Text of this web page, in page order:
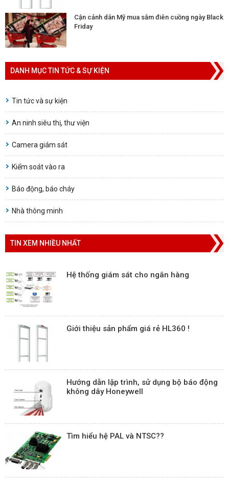
Cận cảnh dân Mỹ mua sắm điên cuồng ngày Black
Friday
DANH MỤC TIN TỨC & SỰ KIỆN
Tin tức và sự kiện
An ninh siêu thị, thư viện
Camera giám sát
Kiểm soát vào ra
Báo động, báo cháy
Nhà thông minh
TIN XEM NHIỀU NHẤT
Hệ thống giám sát cho ngân hàng
Giới thiệu sản phẩm giá rẻ HL360 !
Hướng dẫn lập trình, sử dụng bộ báo động
không dây Honeywell
Tìm hiểu hệ PAL và NTSC??